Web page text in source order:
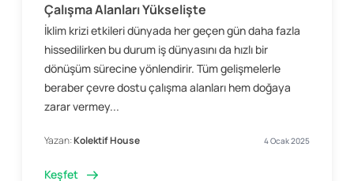
Çalışma Alanları Yükselişte
İklim krizi etkileri dünyada her geçen gün daha fazla
hissedilirken bu durum iş dünyasını da hızlı bir
dönüşüm sürecine yönlendirir. Tüm gelişmelerle
beraber çevre dostu çalışma alanları hem doğaya
zarar vermey...
Yazan:Kolektif House 4 Ocak 2025
Keşfet